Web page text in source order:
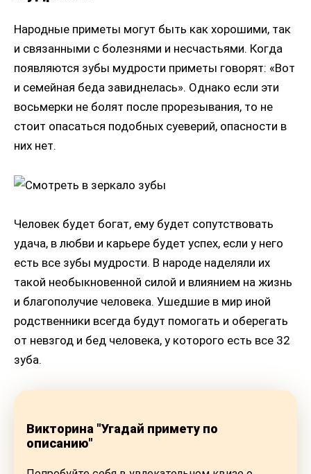
Народные приметы могут быть как хорошими, так
и связанными с болезнями и несчастьями. Когда
появляются зубы мудрости приметы говорят: «Вот
и семейная беда завиднелась». Однако если эти
восьмерки не болят после прорезывания, то не
стоит опасаться подобных суеверий, опасности в
них нет.
Человек будет богат, ему будет сопутствовать
удача, в любви и карьере будет успех, если у него
есть все зубы мудрости. В народе наделяли их
такой необыкновенной силой и влиянием на жизнь
и благополучие человека. Ушедшие в мир иной
родственники всегда будут помогать и оберегать
от невзгод и бед человека, у которого есть все 32
зуба.
Викторина "Угадай примету по
описанию"